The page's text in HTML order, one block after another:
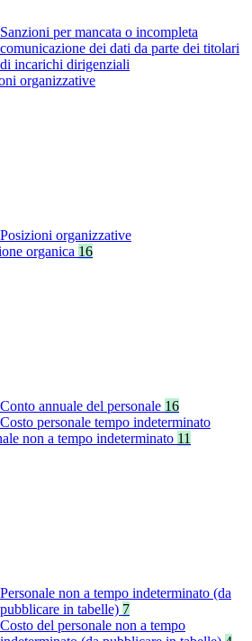
Sanzioni per mancata o incompleta
comunicazione dei dati da parte dei titolari
di incarichi dirigenziali
organizzative
Posizioni organizzative
organica 16
Conto annuale del personale 16
Costo personale tempo indeterminato
non a tempo indeterminato 11
Personale non a tempo indeterminato (da
pubblicare in tabelle) 7
Costo del personale non a tempo